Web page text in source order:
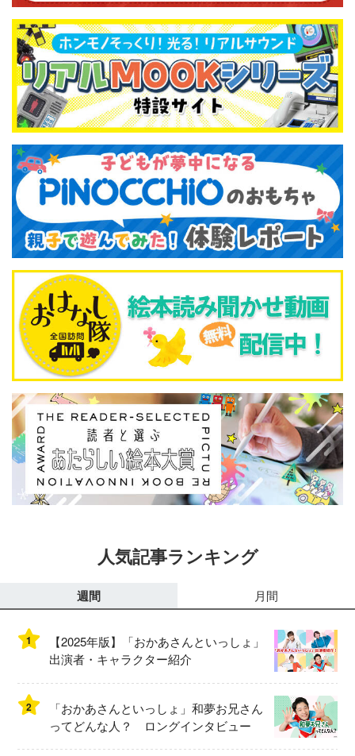
人気記事ランキング
週間 月間
1
【2025年版】「おかあさんといっしょ」
出演者・キャラクター紹介
2
「おかあさんといっしょ」和夢お兄さん
ってどんな人？ ロングインタビュー